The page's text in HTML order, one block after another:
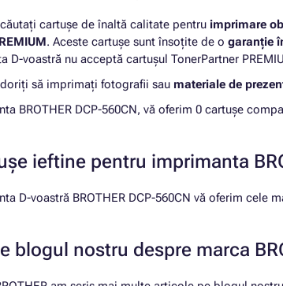
cartușe de înaltă calitate pentru imprimare
. Aceste cartușe sunt însoțite de o garanție
D-voastră nu acceptă cartușul TonerPartner
să imprimați fotografii sau materiale de
BROTHER DCP-560CN, vă oferim 0 cartușe
ieftine pentru imprimanta
D-voastră BROTHER DCP-560CN vă oferim cele
blogul nostru despre marca